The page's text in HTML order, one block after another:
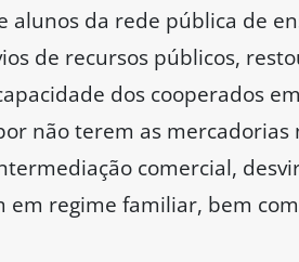
da rede pública de
de recursos públicos,
dos cooperados
não terem as
comercial,
regime familiar, bem